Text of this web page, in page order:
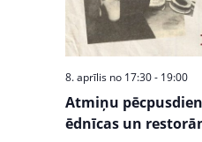
Atmiņu
ēdnīcas un
8. aprīlis no 17:30- 19:00